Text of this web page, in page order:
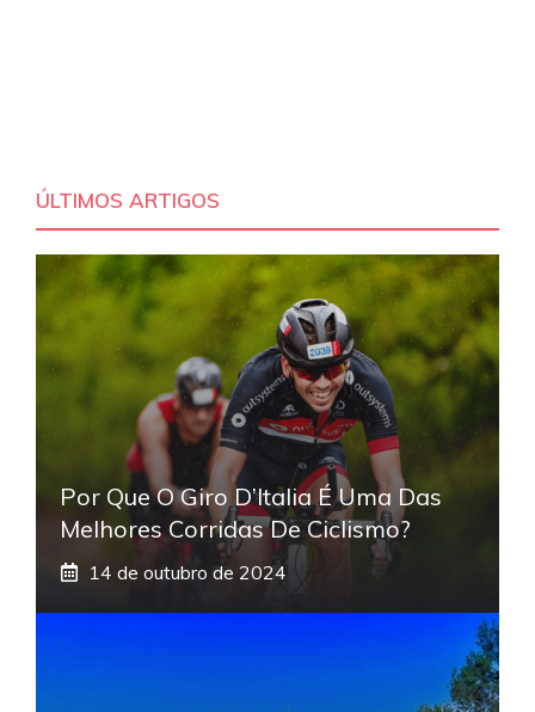
ÚLTIMOS ARTIGOS
Por Que O Giro D’Italia É Uma Das
Melhores Corridas De Ciclismo?
14 de outubro de 2024